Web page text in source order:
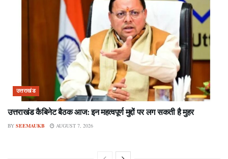
उत्तराखंड
उत्तराखंड कैबिनेट बैठक आज: इन महत्वपूर्ण मुद्दों पर लग सकती है मुहर
BY SEEMAUKB AUGUST 7, 2026